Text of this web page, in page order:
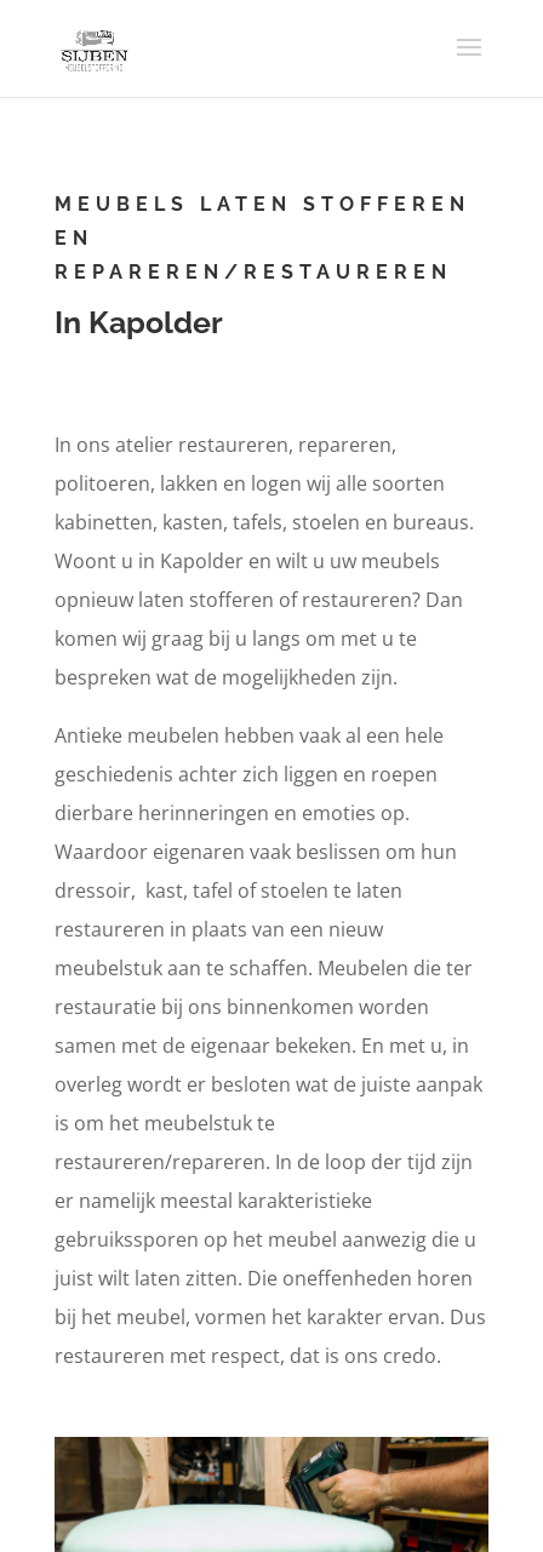
MEUBELS LATEN STOFFEREN
EN
REPAREREN/RESTAUREREN
In Kapolder
In ons atelier restaureren, repareren,
politoeren, lakken en logen wij alle soorten
kabinetten, kasten, tafels, stoelen en bureaus.
Woont u in Kapolder en wilt u uw meubels
opnieuw laten stofferen of restaureren? Dan
komen wij graag bij u langs om met u te
bespreken wat de mogelijkheden zijn.
Antieke meubelen hebben vaak al een hele
geschiedenis achter zich liggen en roepen
dierbare herinneringen en emoties op.
Waardoor eigenaren vaak beslissen om hun
dressoir, kast, tafel of stoelen te laten
restaureren in plaats van een nieuw
meubelstuk aan te schaffen. Meubelen die ter
restauratie bij ons binnenkomen worden
samen met de eigenaar bekeken. En met u, in
overleg wordt er besloten wat de juiste aanpak
is om het meubelstuk te
restaureren/repareren. In de loop der tijd zijn
er namelijk meestal karakteristieke
gebruikssporen op het meubel aanwezig die u
juist wilt laten zitten. Die oneffenheden horen
bij het meubel, vormen het karakter ervan. Dus
restaureren met respect, dat is ons credo.